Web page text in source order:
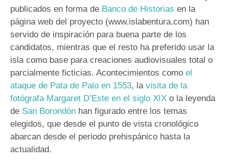
publicados en forma de Banco de Historias en la
página web del proyecto (www.islabentura.com) han
servido de inspiración para buena parte de los
candidatos, mientras que el resto ha preferido usar la
isla como base para creaciones audiovisuales total o
parcialmente ficticias. Acontecimientos como el
ataque de Pata de Palo en 1553, la visita de la
fotógrafa Margaret D’Este en el siglo XIX o la leyenda
de San Borondón han figurado entre los temas
elegidos, que desde el punto de vista cronológico
abarcan desde el periodo prehispánico hasta la
actualidad.